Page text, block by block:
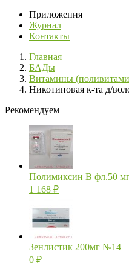
Приложения
Журнал
Контакты
Главная
БАДы
Витамины
Никотиновая к-та д/
Рекомендуем
Полимиксин В фл.50
1 168 ₽
Зенлистик 200мг №14
0 ₽